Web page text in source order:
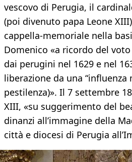
vescovo di Perugia, il
(poi divenuto papa Leone
cappella-memoriale nella
Domenico «a ricordo del
dai perugini nel 1629 e nel
liberazione da una “influenza
pestilenza)». Il 7 settembre
XIII, «su suggerimento del
dinanzi all’immagine della
città e diocesi di Perugia